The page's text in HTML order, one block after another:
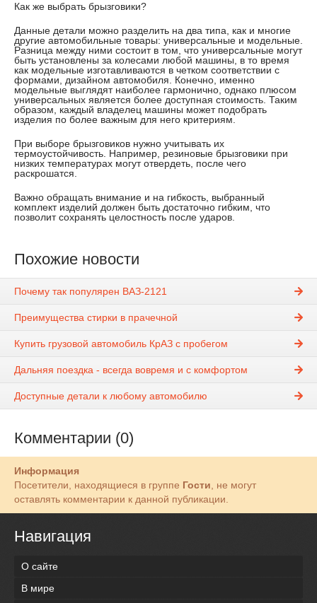
Как же выбрать брызговики?
Данные детали можно разделить на два типа, как и многие
другие автомобильные товары: универсальные и модельные.
Разница между ними состоит в том, что универсальные могут
быть установлены за колесами любой машины, в то время
как модельные изготавливаются в четком соответствии с
формами, дизайном автомобиля. Конечно, именно
модельные выглядят наиболее гармонично, однако плюсом
универсальных является более доступная стоимость. Таким
образом, каждый владелец машины может подобрать
изделия по более важным для него критериям.
При выборе брызговиков нужно учитывать их
термоустойчивость. Например, резиновые брызговики при
низких температурах могут отвердеть, после чего
раскрошатся.
Важно обращать внимание и на гибкость, выбранный
комплект изделий должен быть достаточно гибким, что
позволит сохранять целостность после ударов.
Похожие новости
Почему так популярен ВАЗ-2121
Преимущества стирки в прачечной
Купить грузовой автомобиль КрАЗ с пробегом
Дальняя поездка - всегда вовремя и с комфортом
Доступные детали к любому автомобилю
Комментарии (0)
Информация
Посетители, находящиеся в группе Гости, не могут
оставлять комментарии к данной публикации.
Навигация
О сайте
В мире